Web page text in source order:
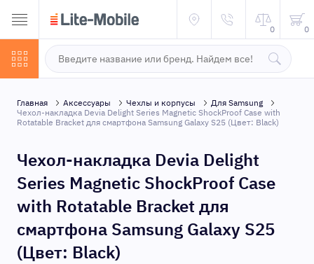
0 0
Главная Аксессуары Чехлы и корпусы
Для Samsung
Чехол-накладка Devia Delight Series Magnetic ShockProof Case with
Rotatable Bracket для смартфона Samsung Galaxy S25 (Цвет: Black)
Чехол-накладка Devia Delight
Series Magnetic ShockProof Case
with Rotatable Bracket для
смартфона Samsung Galaxy S25
(Цвет: Black)